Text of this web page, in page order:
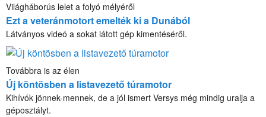
Világháborús lelet a folyó mélyéről
Ezt a veteránmotort emelték ki a Dunából
Látványos videó a sokat látott gép kimentéséről.
Továbbra is az élen
Új köntösben a listavezető túramotor
Kihívók jönnek-mennek, de a jól ismert Versys még mindig uralja a
géposztályt.